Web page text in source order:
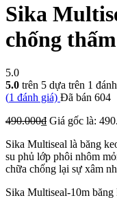
Sika
chống
5.0
5.0 trên 5 dựa trên 1
(1 đánh giá) Đã bán 604
490.000₫ Giá gốc là:
Sika Multiseal là băng
su phủ lớp phôi nhôm
chữa chống lại sự xâm
Sika Multiseal-10m